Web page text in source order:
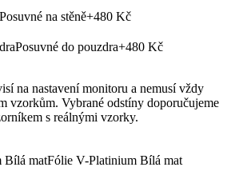
Posuvné na stěně+480 Kč
Posuvné do pouzdra+480 Kč
na nastavení monitoru a nemusí vždy
vzorkům. Vybrané odstíny doporučujeme
s reálnými vzorky.
Fólie V-Platinium Bílá mat